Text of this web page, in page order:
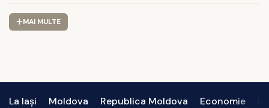
MAI MULTE
La Iași Moldova Republica Moldova Economie